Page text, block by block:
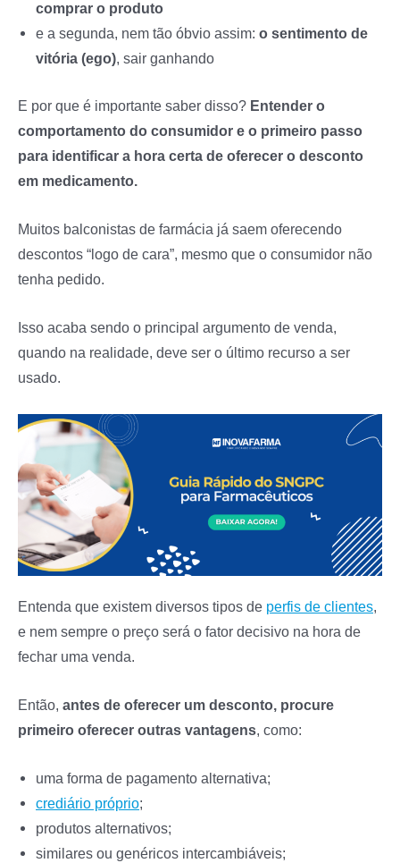
comprar o produto
e a segunda, nem tão óbvio assim: o sentimento de
vitória (ego), sair ganhando
E por que é importante saber disso? Entender o
comportamento do consumidor e o primeiro passo
para identificar a hora certa de oferecer o desconto
em medicamento.
Muitos balconistas de farmácia já saem oferecendo
descontos “logo de cara”, mesmo que o consumidor não
tenha pedido.
Isso acaba sendo o principal argumento de venda,
quando na realidade, deve ser o último recurso a ser
usado.
Entenda que existem diversos tipos de perfis de clientes,
e nem sempre o preço será o fator decisivo na hora de
fechar uma venda.
Então, antes de oferecer um desconto, procure
primeiro oferecer outras vantagens, como:
uma forma de pagamento alternativa;
crediário próprio;
produtos alternativos;
similares ou genéricos intercambiáveis;